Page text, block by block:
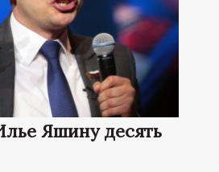
Яшину десять